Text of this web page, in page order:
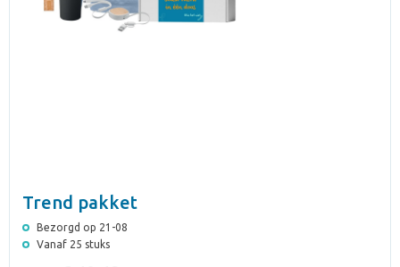
Trend pakket
Bezorgd op 21-08
Vanaf 25 stuks